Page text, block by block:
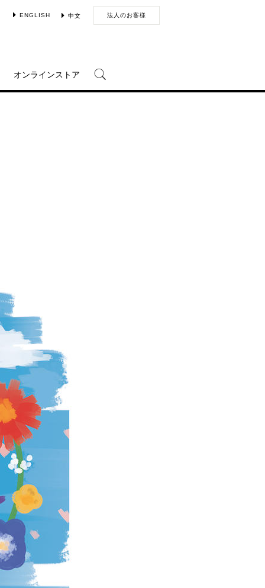
ENGLISH 中文 法人のお客様
オンラインストア